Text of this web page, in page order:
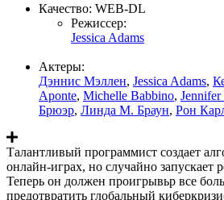
Качество: WEB-DL
Режиссер:
Jessica Adams
Актеры:
Дэннис Мэллен, Jessica Adams,
Aponte, Michelle Babbino,
Брюэр, Линда М. Браун, Рон
Талантливый программист создает
онлайн-играх, но случайно запускает
Теперь он должен проигрывьр все
предотвратить глобальный